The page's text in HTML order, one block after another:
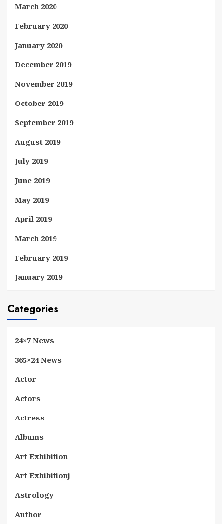
March 2020
February 2020
January 2020
December 2019
November 2019
October 2019
September 2019
August 2019
July 2019
June 2019
May 2019
April 2019
March 2019
February 2019
January 2019
Categories
24×7 News
365×24 News
Actor
Actors
Actress
Albums
Art Exhibition
Art Exhibitionj
Astrology
Author